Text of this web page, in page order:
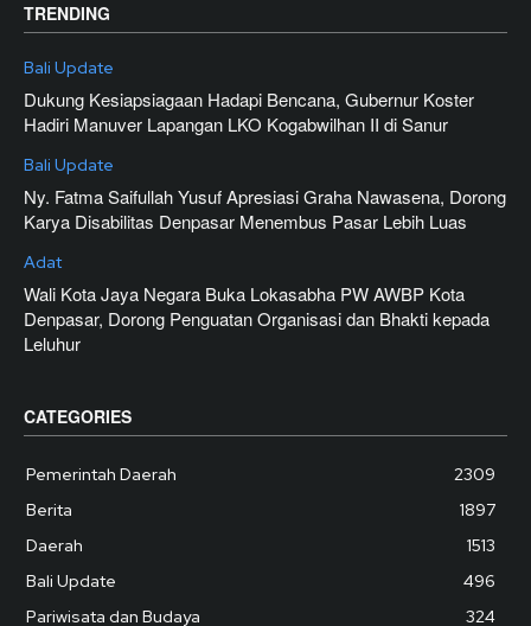
TRENDING
Bali Update
Dukung Kesiapsiagaan Hadapi Bencana, Gubernur Koster
Hadiri Manuver Lapangan LKO Kogabwilhan II di Sanur
Bali Update
Ny. Fatma Saifullah Yusuf Apresiasi Graha Nawasena, Dorong
Karya Disabilitas Denpasar Menembus Pasar Lebih Luas
Adat
Wali Kota Jaya Negara Buka Lokasabha PW AWBP Kota
Denpasar, Dorong Penguatan Organisasi dan Bhakti kepada
Leluhur
CATEGORIES
Pemerintah Daerah
2309
Berita
1897
Daerah
1513
Bali Update
496
Pariwisata dan Budaya
324